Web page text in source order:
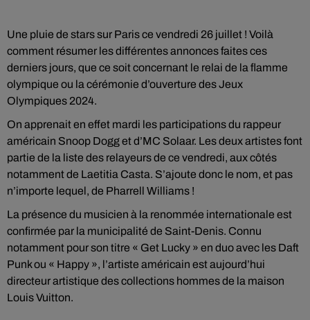
Une pluie de stars sur Paris ce vendredi 26 juillet ! Voilà
comment résumer les différentes annonces faites ces
derniers jours, que ce soit concernant le relai de la flamme
olympique ou la cérémonie d’ouverture des Jeux
Olympiques 2024.
On apprenait en effet mardi les participations du rappeur
américain Snoop Dogg et d’MC Solaar. Les deux artistes font
partie de la liste des relayeurs de ce vendredi, aux côtés
notamment de Laetitia Casta. S’ajoute donc le nom, et pas
n’importe lequel, de Pharrell Williams !
La présence du musicien à la renommée internationale est
confirmée par la municipalité de Saint-Denis. Connu
notamment pour son titre « Get Lucky » en duo avec les Daft
Punk ou « Happy », l’artiste américain est aujourd’hui
directeur artistique des collections hommes de la maison
Louis Vuitton.